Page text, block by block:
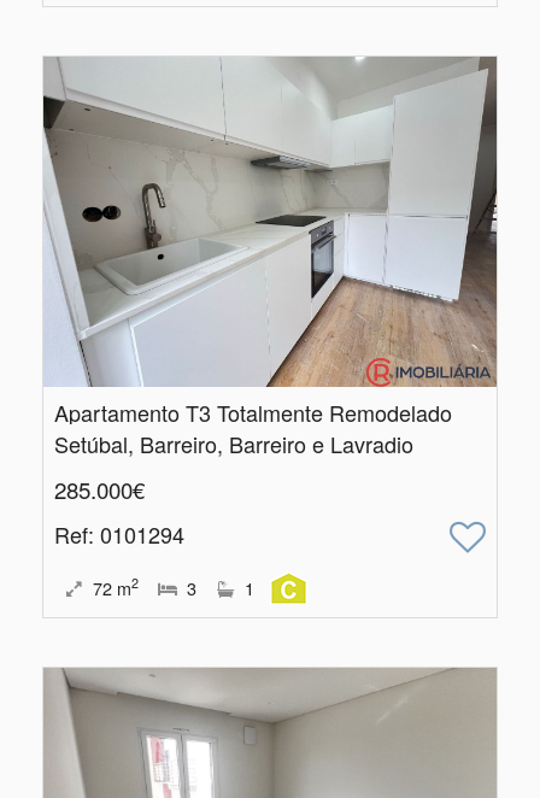
Apartamento T3 Totalmente Remodelado
Setúbal, Barreiro, Barreiro e Lavradio
285.000€
Ref: 0101294
72 m2 3 1